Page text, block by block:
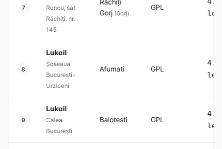
7
Runcu, sat
Răchiți, nr.
145
Răchiți
Gorj (Gorj)
GPL
8
Lukoil
Şoseaua
Bucuresti-
Urziceni
Afumati GPL
9
Lukoil
Calea
București
Balotesti GPL